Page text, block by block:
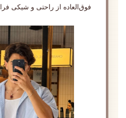
فوق‌العاده از راحتی و شیکی